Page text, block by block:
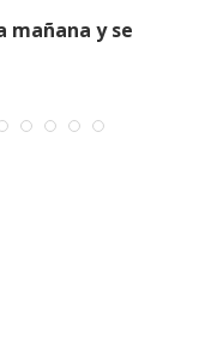
mañana y se